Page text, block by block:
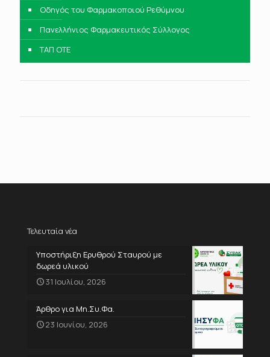
Οδηγός του Φαρμακοποιού Ρεθύμνου
Πανελλήνιος Φαρμακευτικός Σύλλογος
ΤΑΠ ΟΤΕ
Τελευταία νέα
Υποστήριξη Ερυθρού Σταυρού με
δωρεά υλικού
31 Ιουλίου, 2026
Άρθρο για Μη.Συ.Φα.
23 Ιουνίου, 2026